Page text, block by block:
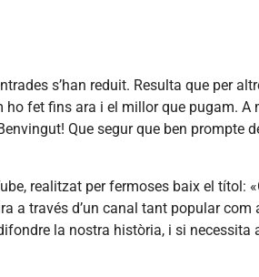
s’han reduit. Resulta que per
fet fins ara i el millor que pugam. A
Que segur que ben
realitzat per fermoses baix el títol:
a través d’un canal tant popular
la nostra història, i si